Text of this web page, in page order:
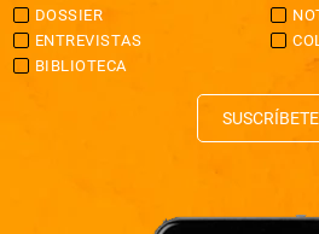
DOSSIER
ENTREVISTAS
BIBLIOTECA
SUSCRÍBETE